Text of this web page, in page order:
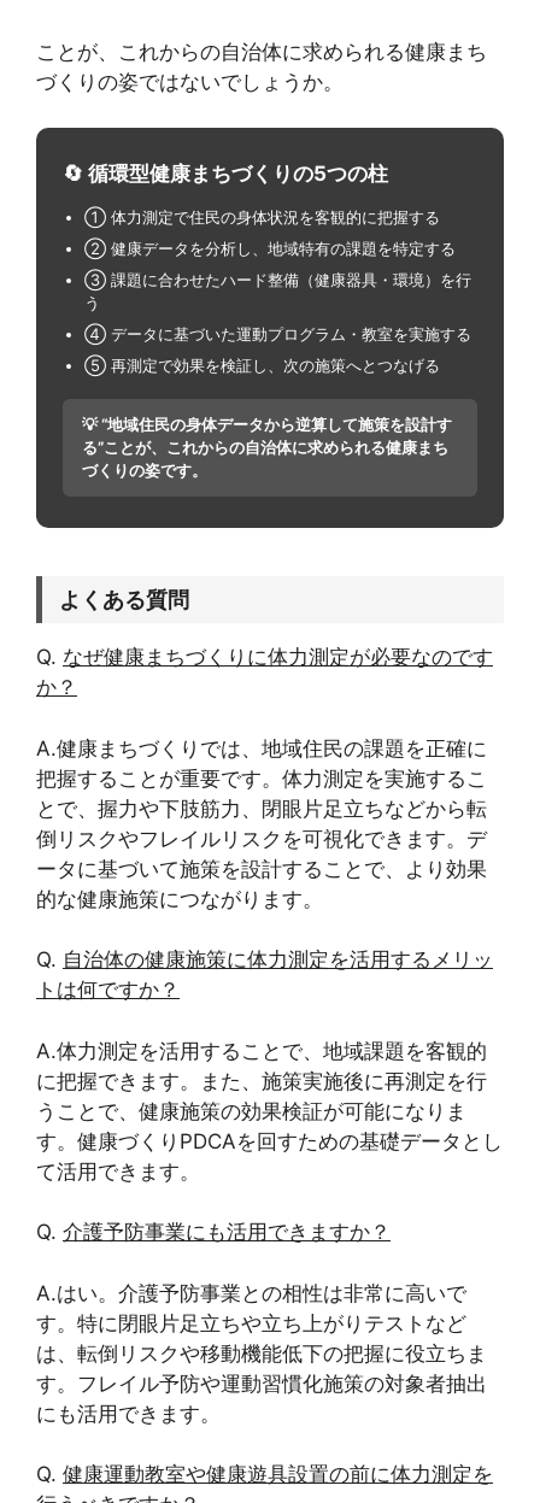
ことが、これからの自治体に求められる健康まち
づくりの姿ではないでしょうか。
🔄 循環型健康まちづくりの5つの柱
① 体力測定で住民の身体状況を客観的に把握する
② 健康データを分析し、地域特有の課題を特定する
③ 課題に合わせたハード整備（健康器具・環境）を行
う
④ データに基づいた運動プログラム・教室を実施する
⑤ 再測定で効果を検証し、次の施策へとつなげる
💡 “地域住民の身体データから逆算して施策を設計す
る”ことが、これからの自治体に求められる健康まち
づくりの姿です。
よくある質問
Q. なぜ健康まちづくりに体力測定が必要なのです
か？
A.健康まちづくりでは、地域住民の課題を正確に
把握することが重要です。体力測定を実施するこ
とで、握力や下肢筋力、閉眼片足立ちなどから転
倒リスクやフレイルリスクを可視化できます。デ
ータに基づいて施策を設計することで、より効果
的な健康施策につながります。
Q. 自治体の健康施策に体力測定を活用するメリッ
トは何ですか？
A.体力測定を活用することで、地域課題を客観的
に把握できます。また、施策実施後に再測定を行
うことで、健康施策の効果検証が可能になりま
す。健康づくりPDCAを回すための基礎データとし
て活用できます。
Q. 介護予防事業にも活用できますか？
A.はい。介護予防事業との相性は非常に高いで
す。特に閉眼片足立ちや立ち上がりテストなど
は、転倒リスクや移動機能低下の把握に役立ちま
す。フレイル予防や運動習慣化施策の対象者抽出
にも活用できます。
Q. 健康運動教室や健康遊具設置の前に体力測定を